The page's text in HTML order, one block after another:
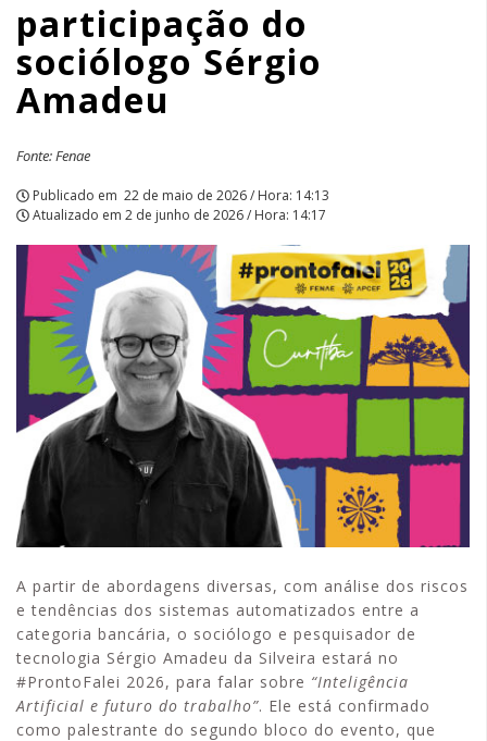
participação do
sociólogo Sérgio
Amadeu
Fonte: Fenae
Publicado em 22 de maio de 2026 / Hora: 14:13
Atualizado em 2 de junho de 2026 / Hora: 14:17
A partir de abordagens diversas, com análise dos riscos
e tendências dos sistemas automatizados entre a
categoria bancária, o sociólogo e pesquisador de
tecnologia Sérgio Amadeu da Silveira estará no
#ProntoFalei 2026, para falar sobre “Inteligência
Artificial e futuro do trabalho”. Ele está confirmado
como palestrante do segundo bloco do evento, que